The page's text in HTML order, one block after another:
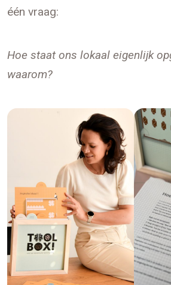
één vraag:
Hoe staat ons lokaal eigenlijk
waarom?